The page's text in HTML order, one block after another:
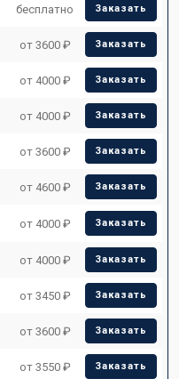
бесплатно Заказать
от 3600 ₽ Заказать
от 4000 ₽ Заказать
от 4000 ₽ Заказать
от 3600 ₽ Заказать
от 4600 ₽ Заказать
от 4000 ₽ Заказать
от 4000 ₽ Заказать
от 3450 ₽ Заказать
от 3600 ₽ Заказать
от 3550 ₽ Заказать